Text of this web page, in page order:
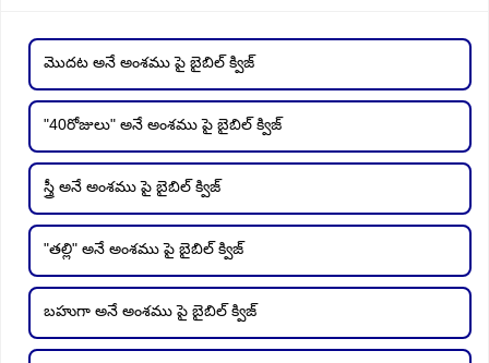
మొదట అనే అంశము పై బైబిల్ క్విజ్
"40రోజులు" అనే అంశము పై బైబిల్ క్విజ్
స్త్రీ అనే అంశము పై బైబిల్ క్విజ్
"తల్లి" అనే అంశము పై బైబిల్ క్విజ్
బహుగా అనే అంశము పై బైబిల్ క్విజ్